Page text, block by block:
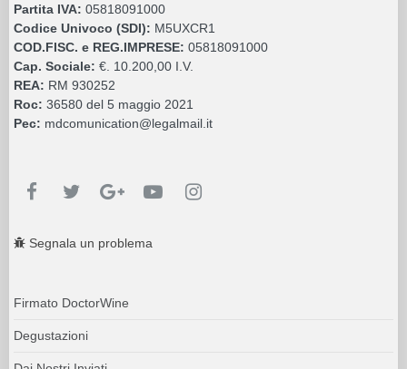
Partita IVA: 05818091000
Codice Univoco (SDI): M5UXCR1
COD.FISC. e REG.IMPRESE: 05818091000
Cap. Sociale: €. 10.200,00 I.V.
REA: RM 930252
Roc: 36580 del 5 maggio 2021
Pec: mdcomunication@legalmail.it
Segnala un problema
Firmato DoctorWine
Degustazioni